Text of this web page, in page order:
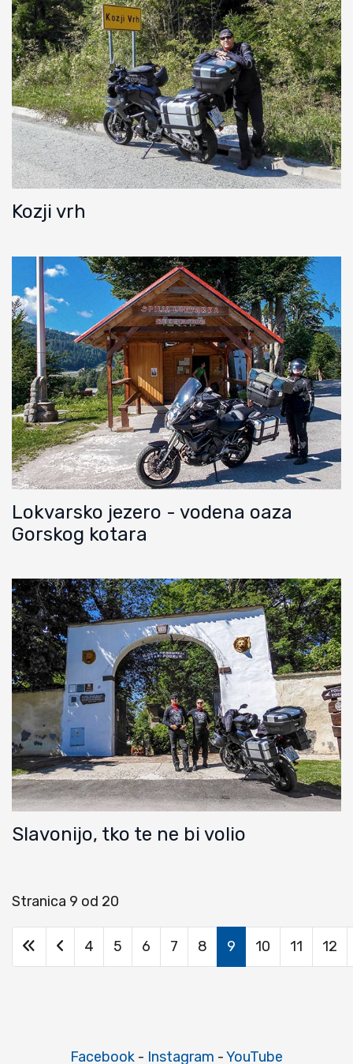
Kozji vrh
Lokvarsko jezero - vodena oaza
Gorskog kotara
Slavonijo, tko te ne bi volio
Stranica 9 od 20
4 5 6 7 8 9 10 11 12
Facebook - Instagram -YouTube